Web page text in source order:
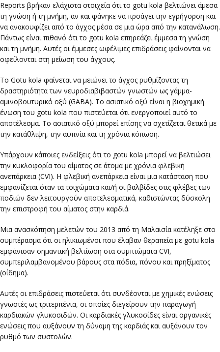
Reports βρήκαν ελάχιστα στοιχεία ότι το gotu kola βελτιώνει άμεσα
τη γνώση ή τη μνήμη, αν και φάνηκε να προάγει την εγρήγορση και
να ανακουφίζει από το άγχος μέσα σε μια ώρα από την κατανάλωση.
Πάντως είναι πιθανό ότι το gotu kola επηρεάζει έμμεσα τη γνώση
και τη μνήμη. Αυτές οι έμμεσες ωφέλιμες επιδράσεις φαίνονται να
οφείλονται στη μείωση του άγχους.
Το Gotu kola φαίνεται να μειώνει το άγχος ρυθμίζοντας τη
δραστηριότητα των νευροδιαβιβαστών γνωστών ως γάμμα-
αμινοβουτυρικό οξύ (GABA). Το ασιατικό οξύ είναι η βιοχημική
ένωση του gotu kola που πιστεύεται ότι ενεργοποιεί αυτό το
αποτέλεσμα. Το ασιατικό οξύ μπορεί επίσης να σχετίζεται θετικά με
την κατάθλιψη, την αϋπνία και τη χρόνια κόπωση.
Υπάρχουν κάποιες ενδείξεις ότι το gotu kola μπορεί να βελτιώσει
την κυκλοφορία του αίματος σε άτομα με χρόνια φλεβική
ανεπάρκεια (CVI). Η φλεβική ανεπάρκεια είναι μια κατάσταση που
εμφανίζεται όταν τα τοιχώματα και/ή οι βαλβίδες στις φλέβες των
ποδιών δεν λειτουργούν αποτελεσματικά, καθιστώντας δύσκολη
την επιστροφή του αίματος στην καρδιά.
Μια ανασκόπηση μελετών του 2013 από τη Μαλαισία κατέληξε στο
συμπέρασμα ότι οι ηλικιωμένοι που έλαβαν θεραπεία με gotu kola
εμφάνισαν σημαντική βελτίωση στα συμπτώματα CVI,
συμπεριλαμβανομένου βάρους στα πόδια, πόνου και πρηξίματος
(οίδημα).
Αυτές οι επιδράσεις πιστεύεται ότι συνδέονται με χημικές ενώσεις
γνωστές ως τριτερπένια, οι οποίες διεγείρουν την παραγωγή
καρδιακών γλυκοσιδών. Οι καρδιακές γλυκοσίδες είναι οργανικές
ενώσεις που αυξάνουν τη δύναμη της καρδιάς και αυξάνουν τον
ρυθμό των συστολών.